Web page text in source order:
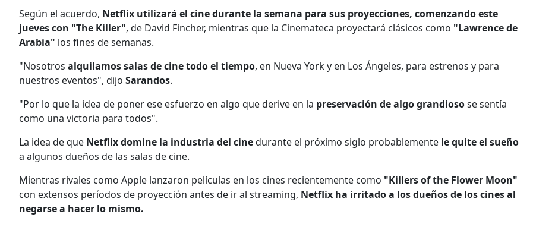
Según el acuerdo, Netflix utilizará el cine durante la semana para sus proyecciones, comenzando este
jueves con "The Killer", de David Fincher, mientras que la Cinemateca proyectará clásicos como "Lawrence de
Arabia" los fines de semanas.
"Nosotros alquilamos salas de cine todo el tiempo, en Nueva York y en Los Ángeles, para estrenos y para
nuestros eventos", dijo Sarandos.
"Por lo que la idea de poner ese esfuerzo en algo que derive en la preservación de algo grandiosose sentía
como una victoria para todos".
La idea de que Netflix domine la industria del cinedurante el próximo siglo probablemente le quite el sueño
a algunos dueños de las salas de cine.
Mientras rivales como Apple lanzaron películas en los cines recientemente como "Killers of the Flower Moon"
con extensos períodos de proyección antes de ir al streaming, Netflix ha irritado a los dueños de los cines al
negarse a hacer lo mismo.